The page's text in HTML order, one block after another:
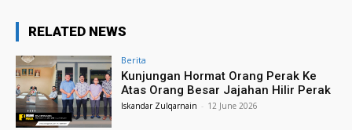
RELATED NEWS
Berita
Kunjungan Hormat Orang Perak Ke
Atas Orang Besar Jajahan Hilir Perak
Iskandar Zulqarnain - 12 June 2026